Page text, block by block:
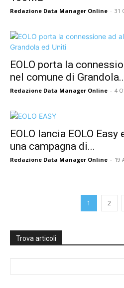
Redazione Data Manager Online - 31
EOLO porta la
nel comune di
Redazione Data Manager Online - 4
EOLO lancia EOLO Easy
una campagna di...
Redazione Data Manager Online - 19
1 2
Trova articoli